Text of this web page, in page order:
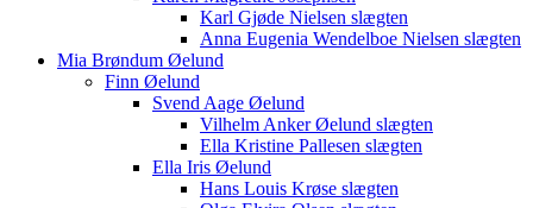
Karl Gjøde Nielsen slægten
Anna Eugenia Wendelboe Nielsen slægten
Mia Brøndum Øelund
Finn Øelund
Svend Aage Øelund
Vilhelm Anker Øelund slægten
Ella Kristine Pallesen slægten
Ella Iris Øelund
Hans Louis Krøse slægten